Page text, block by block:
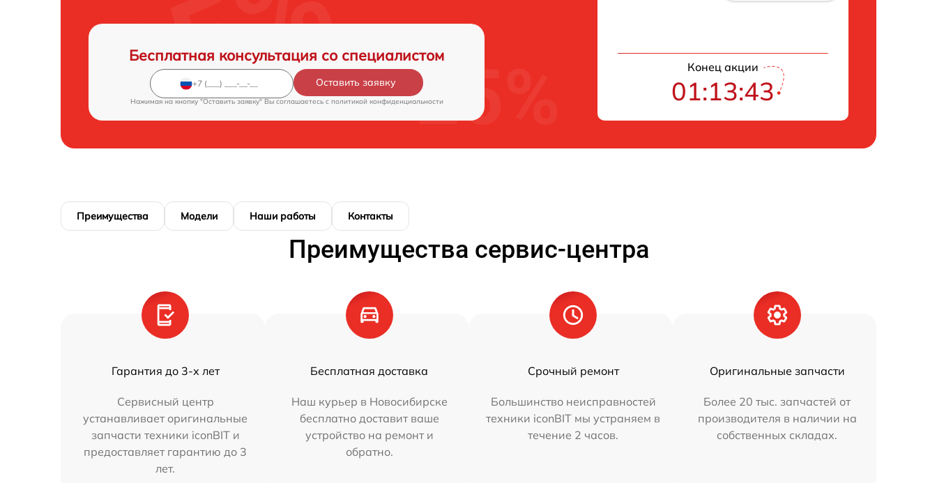
Бесплатная консультация со специалистом
Оставить заявку
Нажимая на кнопку "Оставить заявку" Вы соглашаетесь c политикой конфиденциальности
Конец акции
01:13:42
Преимущества Модели Наши работы Контакты
Преимущества сервис-центра
Гарантия до 3-х лет
Сервисный центр
устанавливает оригинальные
запчасти техники iconBIT и
предоставляет гарантию до 3
лет.
Бесплатная доставка
Наш курьер в Новосибирске
бесплатно доставит ваше
устройство на ремонт и
обратно.
Срочный ремонт
Большинство неисправностей
техники iconBIT мы устраняем в
течение 2 часов.
Оригинальные запчасти
Более 20 тыс. запчастей от
производителя в наличии на
собственных складах.